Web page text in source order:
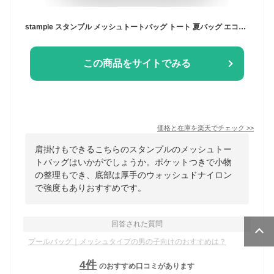
この商品をサイトでみる
価格と在庫を楽天でチェック >>
肩掛けもできるこちらのスタンプルのメッシュトー
トバッグはいかがでしょうか。ポケットつきで小物
の整理もでき、底部は厚手のウォッシュドナイロン
で強度もありおすすめです。
回答された質問
プールバッグ｜メッシュタイプの男の子向けのおすすめは？
4件 のおすすめ口コミがあります